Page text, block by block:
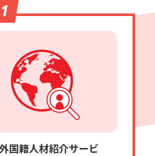
外国籍人材紹介サービ